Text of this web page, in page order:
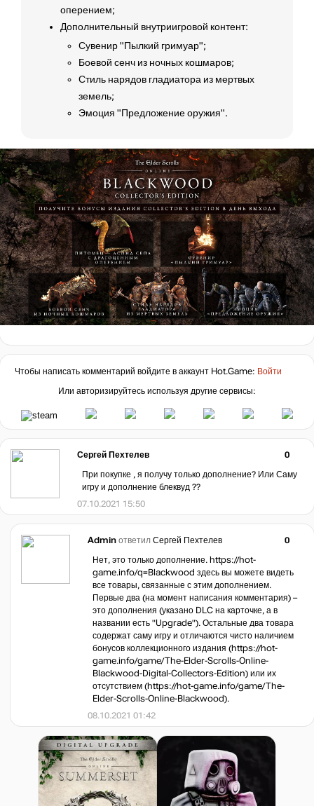
оперением;
Дополнительный внутриигровой контент:
Сувенир "Пылкий гримуар";
Боевой сенч из ночных кошмаров;
Стиль нарядов гладиатора из мертвых
земель;
Эмоция "Предложение оружия".
Чтобы написать комментарий войдите в аккаунт Hot.Game: Войти
Или авторизируйтесь используя другие сервисы:
Сергей Пехтелев
0
При покупке , я получу только дополнение? Или Саму
игру и дополнение блеквуд ??
07.10.2021 15:50
Admin ответил Сергей Пехтелев
0
Нет, это только дополнение. https://hot-
game.info/q=Blackwood здесь вы можете видеть
все товары, связанные с этим дополнением.
Первые два (на момент написания комментария) –
это дополнения (указано DLC на карточке, а в
названии есть "Upgrade"). Остальные два товара
содержат саму игру и отличаются чисто наличием
бонусов коллекционного издания (https://hot-
game.info/game/The-Elder-Scrolls-Online-
Blackwood-Digital-Collectors-Edition) или их
отсутствием (https://hot-game.info/game/The-
Elder-Scrolls-Online-Blackwood).
08.10.2021 01:42